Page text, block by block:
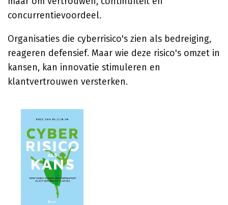
concurrentievoordeel.
Organisaties die cyberrisico's zien als bedreiging,
reageren defensief. Maar wie deze risico's omzet in
kansen, kan innovatie stimuleren en
klantvertrouwen versterken.